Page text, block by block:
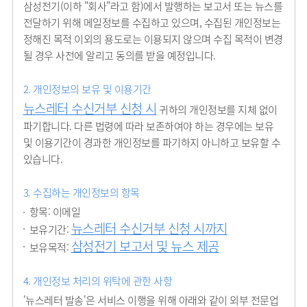
삼성전기(이하 "회사"라고 함)에서 발행하는 보고서 또는 뉴스를
전달하기 위해 메일정보를 수집하고 있으며, 수집된 개인정보는
정해진 목적 이외의 용도로는 이용되지 않으며 수집 목적이 변경
될 경우 사전에 알리고 동의를 받을 예정입니다.
2. 개인정보의 보유 및 이용기간
뉴스레터 수신거부 신청 시 귀하의 개인정보를 지체 없이
파기합니다. 다른 법령에 따라 보존하여야 하는 경우에는 보유
및 이용기간이 경과한 개인정보를 파기하지 아니하고 보유할 수
있습니다.
3. 수집하는 개인정보의 항목
항목: 이메일
보유기간: 뉴스레터 수신거부 신청 시까지
보유목적: 삼성전기 보고서 및 뉴스 제공
4. 개인정보 처리의 위탁에 관한 사항
'뉴스레터 발송'은 서비스 이행을 위해 아래와 같이 외부 전문업